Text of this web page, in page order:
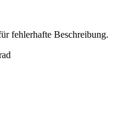
fehlerhafte Beschreibung.